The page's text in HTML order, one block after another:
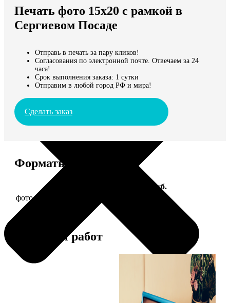
Мы доставляем по всему миру
Продолжить без города
Печать фото 15х20 с рамкой в
Сергиевом Посаде
Отправь в печать за пару кликов!
Согласования по электронной почте. Отвечаем за 24
часа!
Срок выполнения заказа: 1 сутки
Отправим в любой город РФ и мира!
Сделать заказ
Форматы и цены
Цена, руб.
фото 15х20 в деревянной рамке
Примеры работ